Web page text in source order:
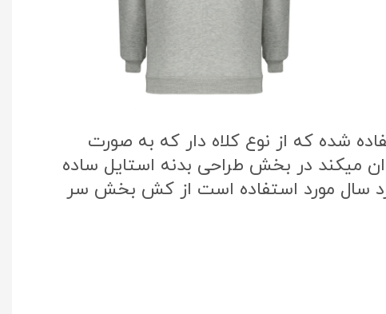
شده که از نوع کلاه دار که به صورت
میکند در بخش طراحی بدنه استایل ساده
سال مورد استفاده است از کش بخش سر